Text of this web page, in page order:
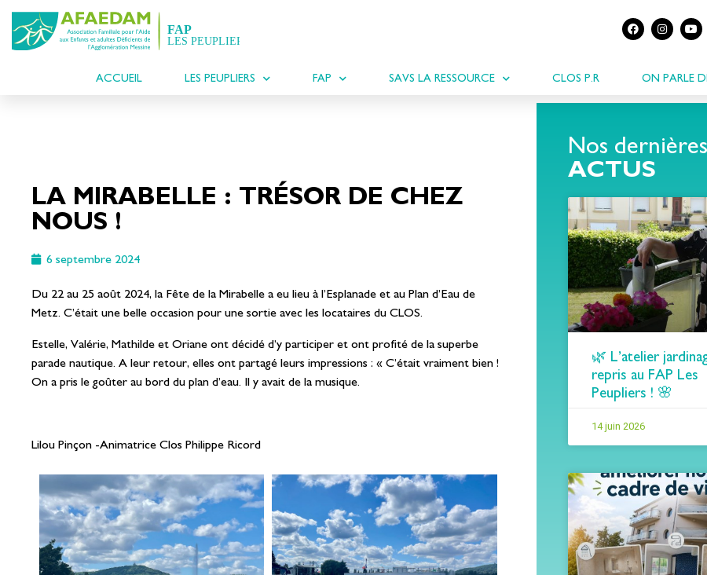
ACCUEIL LES PEUPLIERS FAP SAVS LA RESSOURCE CLOS P.R ON PARLE
LA MIRABELLE : TRÉSOR DE CHEZ
NOUS !
6 septembre 2024
Du 22 au 25 août 2024, la Fête de la Mirabelle a eu lieu à l’Esplanade et au Plan d’Eau de
Metz. C’était une belle occasion pour une sortie avec les locataires du CLOS.
Estelle, Valérie, Mathilde et Oriane ont décidé d’y participer et ont profité de la superbe
parade nautique. A leur retour, elles ont partagé leurs impressions : « C’était vraiment bien !
On a pris le goûter au bord du plan d’eau. Il y avait de la musique.
Lilou Pinçon -Animatrice Clos Philippe Ricord
Nos dernières
ACTUS
🌿 L’atelier
repris au FAP Les
Peupliers ! 🌸
14 juin 2026